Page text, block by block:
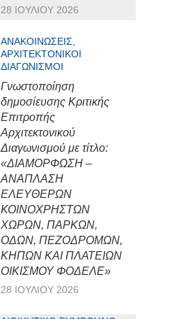
28 ΙΟΥΛΊΟΥ 2026
ΑΝΑΚΟΙΝΏΣΕΙΣ,
ΑΡΧΙΤΕΚΤΟΝΙΚΟΊ
ΔΙΑΓΩΝΙΣΜΟΊ
Γνωστοποίηση
δημοσίευσης Κριτικής
Επιτροπής
Αρχιτεκτονικού
Διαγωνισμού με τίτλο:
«ΔΙΑΜΟΡΦΩΣΗ –
ΑΝΑΠΛΑΣΗ
ΕΛΕΥΘΕΡΩΝ
ΚΟΙΝΟΧΡΗΣΤΩΝ
ΧΩΡΩΝ, ΠΑΡΚΩΝ,
ΟΔΩΝ, ΠΕΖΟΔΡΟΜΩΝ,
ΚΗΠΩΝ ΚΑΙ ΠΛΑΤΕΙΩΝ
ΟΙΚΙΣΜΟΥ ΦΟΔΕΛΕ»
28 ΙΟΥΛΊΟΥ 2026